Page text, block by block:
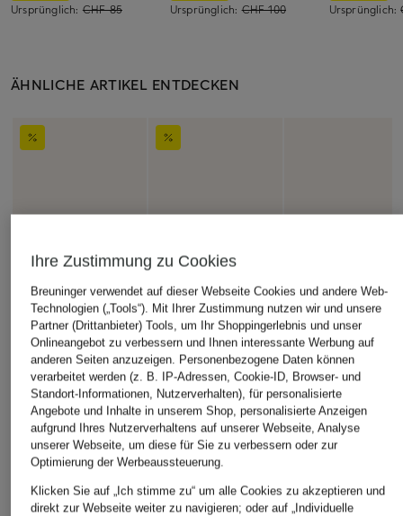
Ursprünglich: CHF 85 Ursprünglich:CHF 100 Ursprünglich:
ÄHNLICHE ARTIKEL ENTDECKEN
Ihre Zustimmung zu Cookies
Breuninger verwendet auf dieser Webseite Cookies und andere Web-
Technologien („Tools“). Mit Ihrer Zustimmung nutzen wir und unsere
Partner (Drittanbieter) Tools, um Ihr Shoppingerlebnis und unser
Onlineangebot zu verbessern und Ihnen interessante Werbung auf
anderen Seiten anzuzeigen. Personenbezogene Daten können
verarbeitet werden (z. B. IP-Adressen, Cookie-ID, Browser- und
Standort-Informationen, Nutzerverhalten), für personalisierte
Angebote und Inhalte in unserem Shop, personalisierte Anzeigen
aufgrund Ihres Nutzerverhaltens auf unserer Webseite, Analyse
unserer Webseite, um diese für Sie zu verbessern oder zur
Optimierung der Werbeaussteuerung.
Klicken Sie auf „Ich stimme zu“ um alle Cookies zu akzeptieren und
direkt zur Webseite weiter zu navigieren; oder auf „Individuelle